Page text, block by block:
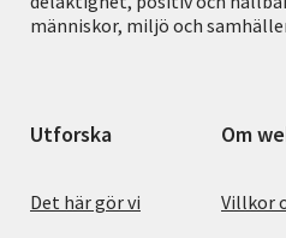
människor, miljö och
Utforska
Det här gör vi
Om
Villkor